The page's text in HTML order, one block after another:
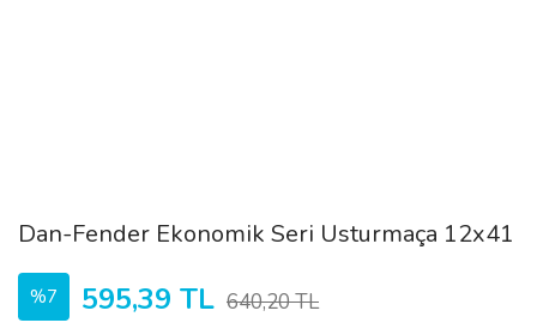
Dan-Fender Ekonomik Seri Usturmaça 12x41
%7 595,39 TL 640,20 TL